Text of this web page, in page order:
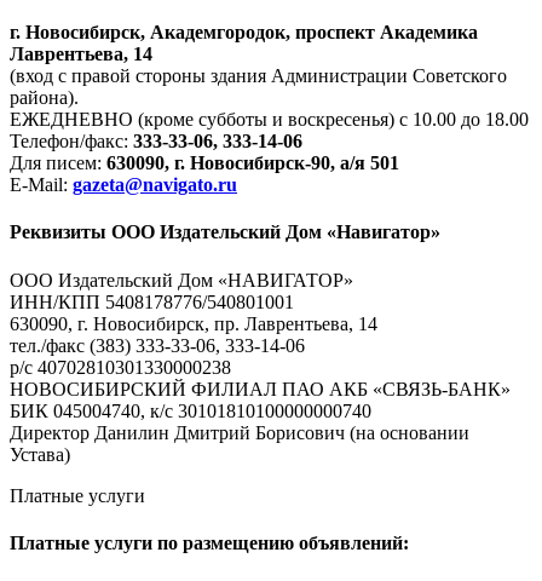
г. Новосибирск, Академгородок, проспект Академика
Лаврентьева, 14
(вход с правой стороны здания Администрации Советского
района).
ЕЖЕДНЕВНО (кроме субботы и воскресенья) с 10.00 до 18.00
Телефон/факс: 333-33-06, 333-14-06
Для писем: 630090, г. Новосибирск-90, а/я 501
E-Mail: gazeta@navigato.ru
Реквизиты ООО Издательский Дом «Навигатор»
ООО Издательский Дом «НАВИГАТОР»
ИНН/КПП 5408178776/540801001
630090, г. Новосибирск, пр. Лаврентьева, 14
тел./факс (383) 333-33-06, 333-14-06
р/с 40702810301330000238
НОВОСИБИРСКИЙ ФИЛИАЛ ПАО АКБ «СВЯЗЬ-БАНК»
БИК 045004740, к/с 30101810100000000740
Директор Данилин Дмитрий Борисович (на основании
Устава)
Платные услуги
Платные услуги по размещению объявлений: